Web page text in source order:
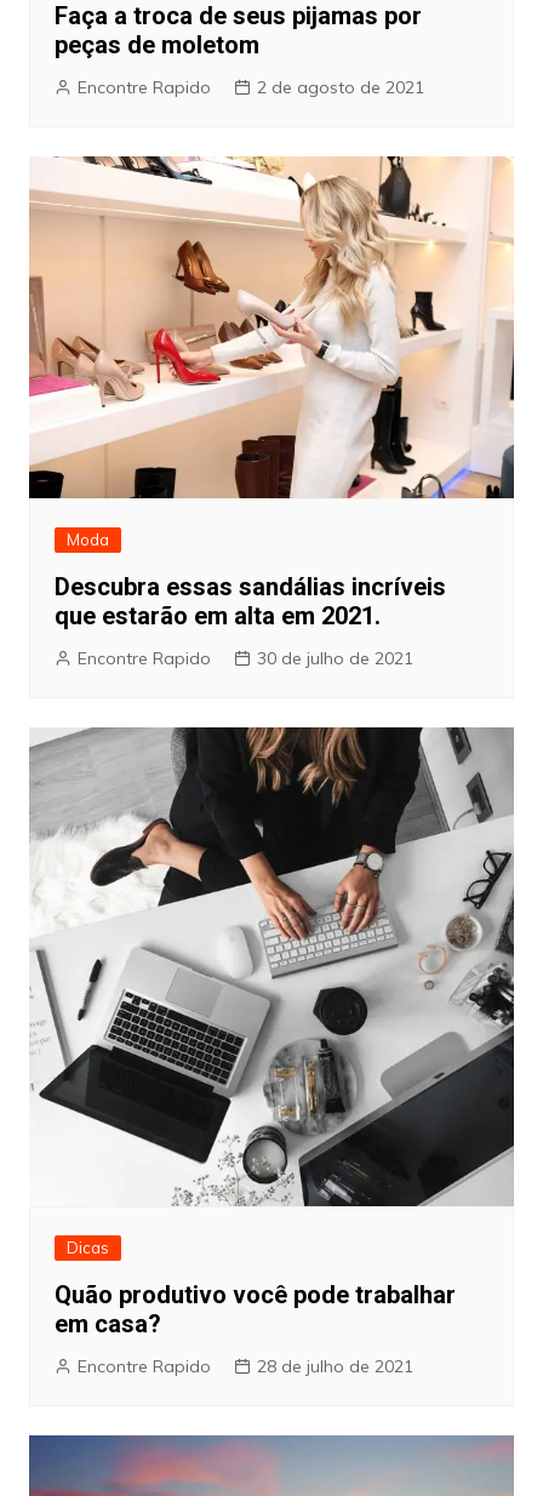
Faça a troca de seus pijamas por
peças de moletom
Encontre Rapido 2 de agosto de 2021
Moda
Descubra essas sandálias incríveis
que estarão em alta em 2021.
Encontre Rapido 30 de julho de 2021
Dicas
Quão produtivo você pode trabalhar
em casa?
Encontre Rapido 28 de julho de 2021